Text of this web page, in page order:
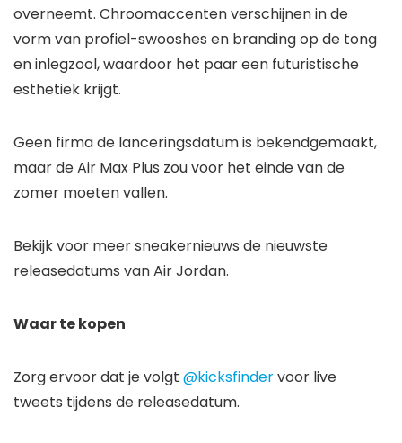
overneemt. Chroomaccenten verschijnen in de
vorm van profiel-swooshes en branding op de tong
en inlegzool, waardoor het paar een futuristische
esthetiek krijgt.
Geen firma de lanceringsdatum is bekendgemaakt,
maar de Air Max Plus zou voor het einde van de
zomer moeten vallen.
Bekijk voor meer sneakernieuws de nieuwste
releasedatums van Air Jordan.
Waar te kopen
Zorg ervoor dat je volgt @kicksfindervoor live
tweets tijdens de releasedatum.